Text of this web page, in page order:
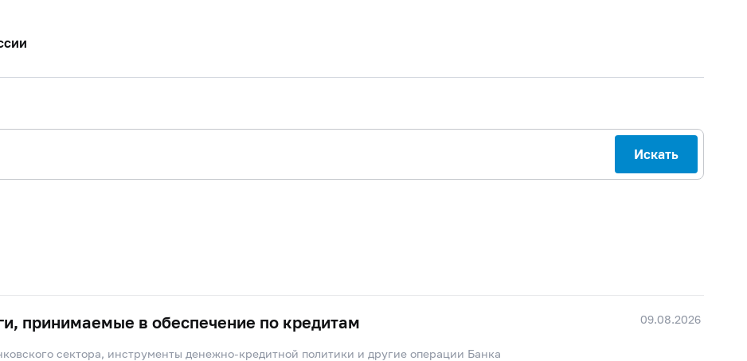
Искать
09.08.2026
принимаемые в обеспечение по кредитам
сектора, инструменты денежно-кредитной политики и другие операции Банка